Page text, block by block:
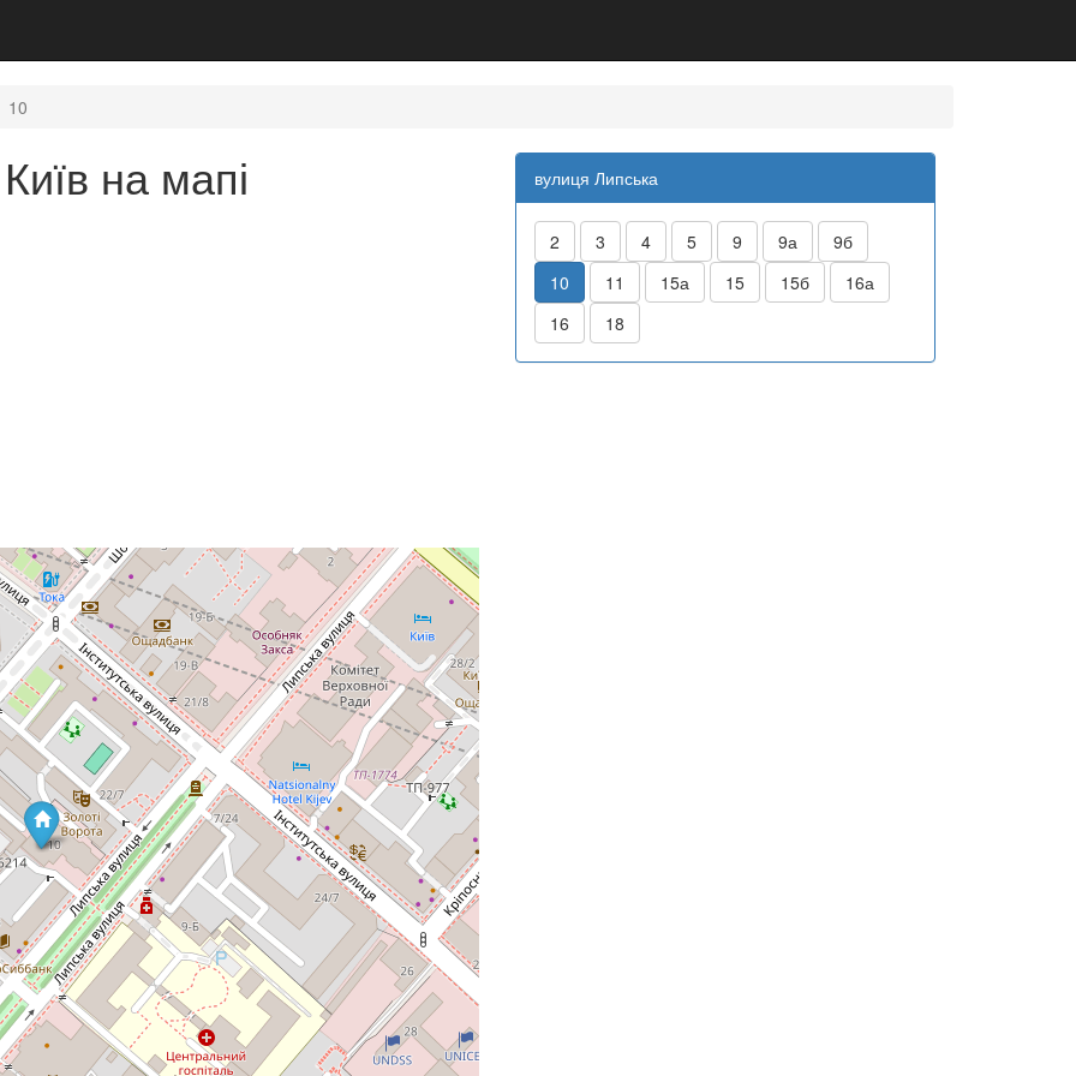
10
на мапі вулиця Липська
2 3 4 5 9 9а
9б
10
11 15а 15 15б
16а
16
18